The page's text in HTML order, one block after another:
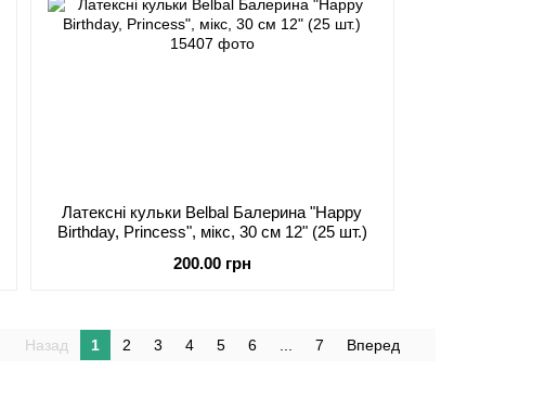
Латексні кульки Belbal Балерина "Happy
Birthday, Princess", мікс, 30 см 12" (25 шт.)
200.00 грн
Назад 1 2 3 4 5 6 7 Вперед